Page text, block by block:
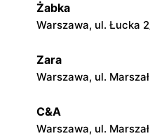
Duży Ben
Poznań, ul. Hetmańska
Żabka
Warszawa, ul. Łucka
Zara
Warszawa, ul.
C&A
Warszawa, ul.